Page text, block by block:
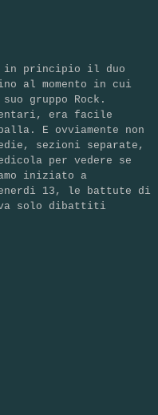
in principio il duo
al momento in cui
gruppo Rock.
era facile
E ovviamente non
sezioni separate,
per vedere se
iniziato a
13, le battute di
solo dibattiti